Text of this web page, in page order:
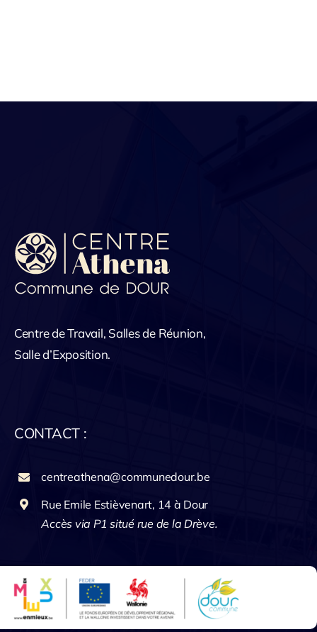
Centre de Travail, Salles de Réunion,
Salle d’Exposition.
CONTACT :
centreathena@communedour.be
Rue Emile Estièvenart, 14 à Dour
Accès via P1 situé rue de la Drève.